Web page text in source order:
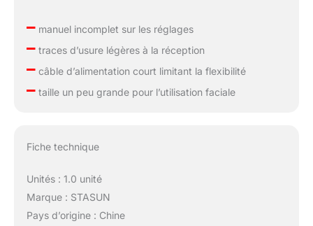
–manuel incomplet sur les réglages
–traces d’usure légères à la réception
–câble d’alimentation court limitant la flexibilité
–taille un peu grande pour l’utilisation faciale
Fiche technique
Unités : 1.0 unité
Marque : STASUN
Pays d’origine : Chine